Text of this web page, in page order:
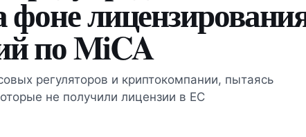
по MiCA
регуляторов и криптокомпании, пытаясь
не получили лицензии в ЕС